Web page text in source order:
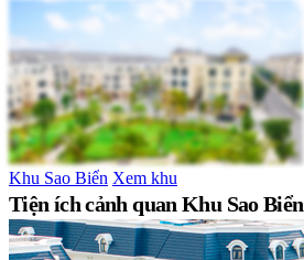
Khu Sao Biển Xem khu
Tiện ích cảnh quan Khu Sao Biển